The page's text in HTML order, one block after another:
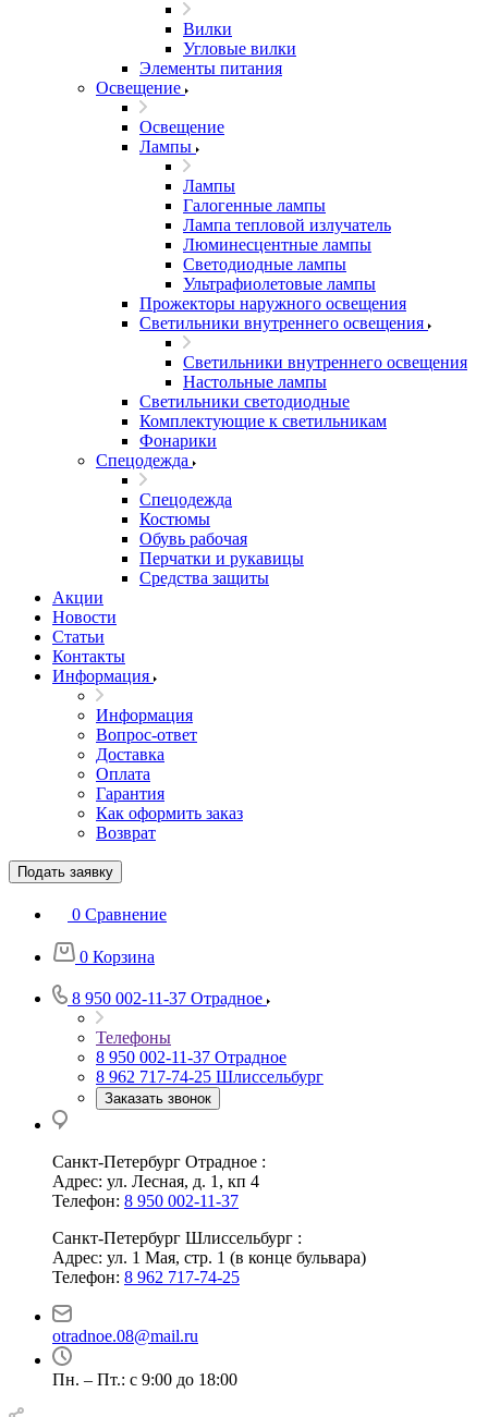
Вилки
Угловые вилки
Элементы питания
Освещение
Освещение
Лампы
Лампы
Галогенные лампы
Лампа тепловой излучатель
Люминесцентные лампы
Светодиодные лампы
Ультрафиолетовые лампы
Прожекторы наружного освещения
Светильники внутреннего освещения
Светильники внутреннего освещения
Настольные лампы
Светильники светодиодные
Комплектующие к светильникам
Фонарики
Спецодежда
Спецодежда
Костюмы
Обувь рабочая
Перчатки и рукавицы
Средства защиты
Акции
Новости
Статьи
Контакты
Информация
Информация
Вопрос-ответ
Доставка
Оплата
Гарантия
Как оформить заказ
Возврат
Подать заявку
0 Сравнение
0 Корзина
8 950 002-11-37 Отрадное
Телефоны
8 950 002-11-37 Отрадное
8 962 717-74-25 Шлиссельбург
Заказать звонок
Санкт-Петербург Отрадное :
Адрес: ул. Лесная, д. 1, кп 4
Телефон: 8 950 002-11-37
Санкт-Петербург Шлиссельбург :
Адрес: ул. 1 Мая, стр. 1 (в конце бульвара)
Телефон: 8 962 717-74-25
otradnoe.08@mail.ru
Пн. – Пт.: с 9:00 до 18:00